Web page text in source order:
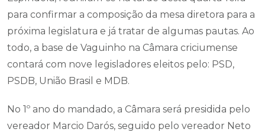
para confirmar a composição da mesa diretora para a
próxima legislatura e já tratar de algumas pautas. Ao
todo, a base de Vaguinho na Câmara criciumense
contará com nove legisladores eleitos pelo: PSD,
PSDB, União Brasil e MDB.
No 1º ano do mandado, a Câmara será presidida pelo
vereador Marcio Darós, seguido pelo vereador Neto